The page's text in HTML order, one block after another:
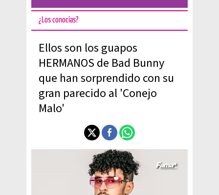
¿Los conocías?
Ellos son los guapos
HERMANOS de Bad Bunny
que han sorprendido con su
gran parecido al 'Conejo
Malo'